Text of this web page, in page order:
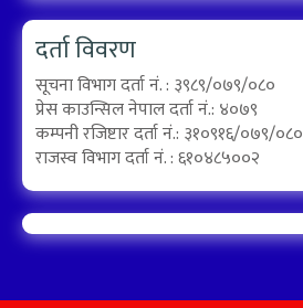
दर्ता विवरण
सूचना विभाग दर्ता नं. : ३९८९/०७९/०८०
प्रेस काउन्सिल नेपाल दर्ता नं.: ४०७९
कम्पनी रजिष्टार दर्ता नं.: ३१०९१६/०७९/०८०
राजस्व विभाग दर्ता नं. : ६१०४८५००२